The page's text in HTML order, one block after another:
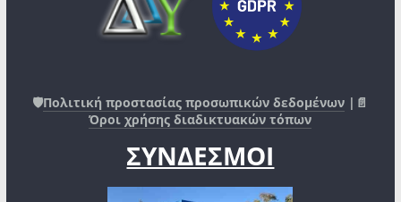
🛡️Πολιτική προστασίας προσωπικών δεδομένων |📄
Όροι χρήσης διαδικτυακών τόπων
ΣΥΝΔΕΣΜΟΙ